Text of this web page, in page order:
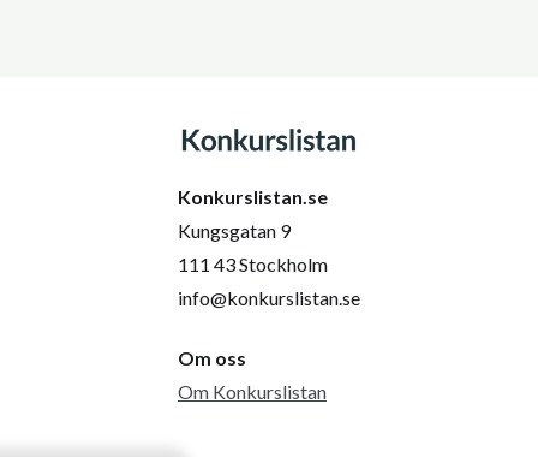
Konkurslistan.se
Kungsgatan 9
111 43 Stockholm
info@konkurslistan.se
Om oss
Om Konkurslistan